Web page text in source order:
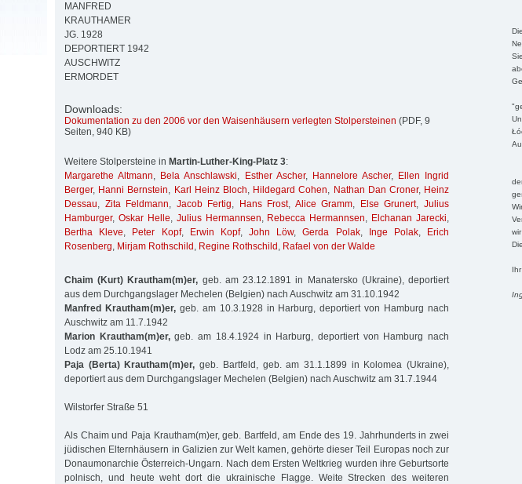
MANFRED
KRAUTHAMER
JG. 1928
DEPORTIERT 1942
AUSCHWITZ
ERMORDET
Downloads:
Dokumentation zu den 2006 vor den Waisenhäusern verlegten Stolpersteinen (PDF, 9
Seiten, 940 KB)
Weitere Stolpersteine in Martin-Luther-King-Platz 3:
Margarethe Altmann, Bela Anschlawski, Esther Ascher, Hannelore Ascher, Ellen Ingrid
Berger, Hanni Bernstein, Karl Heinz Bloch, Hildegard Cohen, Nathan Dan Croner, Heinz
Dessau, Zita Feldmann, Jacob Fertig, Hans Frost, Alice Gramm, Else Grunert,Julius
Hamburger, Oskar Helle, Julius Hermannsen, Rebecca Hermannsen, Elchanan Jarecki,
Bertha Kleve, Peter Kopf, Erwin Kopf,John Löw,Gerda Polak, Inge Polak,
Erich
Rosenberg, Mirjam Rothschild , Regine Rothschild , Rafael von der Walde
Chaim (Kurt) Krautham(m)er, geb. am 23.12.1891 in Manatersko (Ukraine), deportiert
aus dem Durchgangslager Mechelen (Belgien) nach Auschwitz am 31.10.1942
Manfred Krautham(m)er,geb. am 10.3.1928 in Harburg, deportiert von Hamburg nach
Auschwitz am 11.7.1942
Marion Krautham(m)er,geb. am 18.4.1924 in Harburg, deportiert von Hamburg nach
Lodz am 25.10.1941
Paja (Berta) Krautham(m)er, geb. Bartfeld, geb. am 31.1.1899 in Kolomea (Ukraine),
deportiert aus dem Durchgangslager Mechelen (Belgien) nach Auschwitz am 31.7.1944
Wilstorfer Straße 51
Als Chaim und Paja Krautham(m)er, geb. Bartfeld, am Ende des 19. Jahrhunderts in zwei
jüdischen Elternhäusern in Galizien zur Welt kamen, gehörte dieser Teil Europas noch zur
Donaumonarchie Österreich-Ungarn. Nach dem Ersten Weltkrieg wurden ihre Geburtsorte
polnisch, und heute weht dort die ukrainische Flagge. Weite Strecken des weiteren